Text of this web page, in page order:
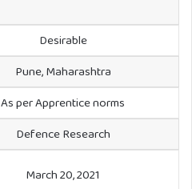
Desirable
Pune, Maharashtra
As per Apprentice norms
Defence Research
March 20, 2021